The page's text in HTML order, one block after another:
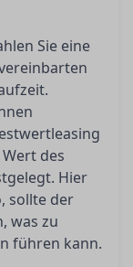
Sie eine
des
Hier
sollte der
was zu
führen kann.